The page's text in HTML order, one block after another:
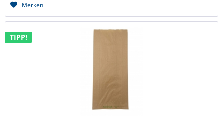
Merken
TIPP!